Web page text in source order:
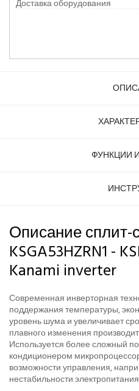
Доставка оборудования
ФУНКЦИИ
Описание сплит-
KSGA53HZRN1 -
Kanami inverter
Современная инверторная
поддержания температуры,
уровень шума и увеличивает
плавного изменения
Используется более сложный
кондиционером
возможности управления,
нестабильности